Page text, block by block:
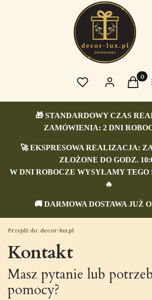
Ulubione Zaloguj się
🎁 STANDARDOWY CZAS
ZAMÓWIENIA: 2 DNI
🚀 EKSPRESOWA REALIZACJA:
ZŁOŻONE DO GODZ.
W DNI ROBOCZE WYSYŁAMY TEGO
🔥
🚚 DARMOWA DOSTAWA JUŻ
Przejdź do: decor-lux.pl
Kontakt
Masz pytanie lub
pomocy?